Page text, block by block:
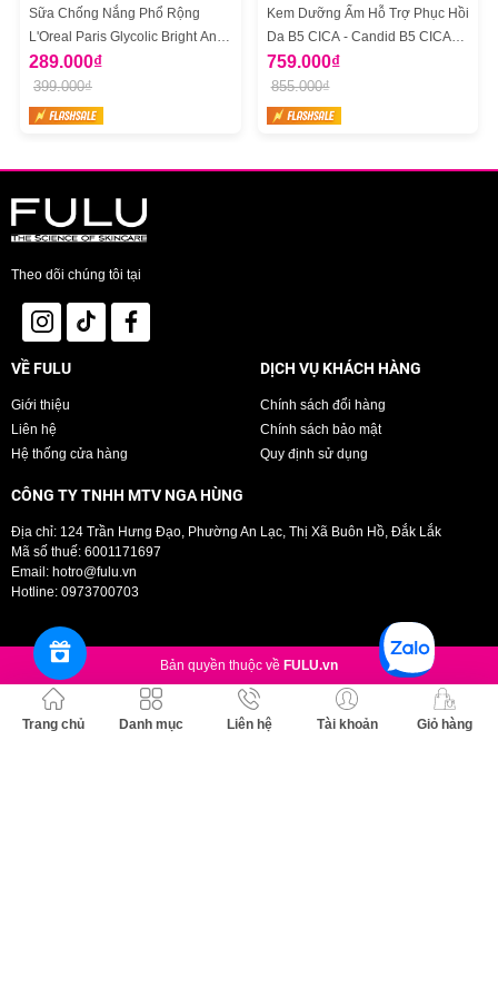
Trang chủ Danh mục Liên hệ Tài khoản Giỏ hàng
Sữa Chống Nắng Phổ Rộng
L'Oreal Paris Glycolic Bright Anti
Dark Spot Mờ Thâm Nám 50ml
289.000₫
399.000₫
Kem Dưỡng Ẩm Hỗ Trợ Phục Hồi
Da B5 CICA - Candid B5 CICA
Repair & Soothing Cream
759.000₫
855.000₫
Theo dõi chúng tôi tại
VỀ FULU
Giới thiệu
Liên hệ
Hệ thống cửa hàng
DỊCH VỤ KHÁCH HÀNG
Chính sách đổi hàng
Chính sách bảo mật
Quy định sử dụng
CÔNG TY TNHH MTV NGA HÙNG
Địa chỉ: 124 Trần Hưng Đạo, Phường An Lạc, Thị Xã Buôn Hồ, Đắk Lắk
Mã số thuế: 6001171697
Email: hotro@fulu.vn
Hotline: 0973700703
Bản quyền thuộc về FULU.vn